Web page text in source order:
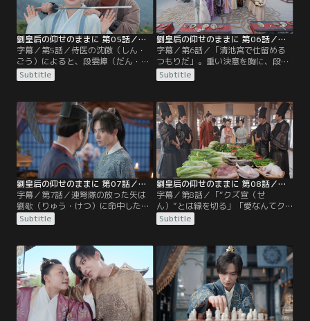
てしまったのだ。宮中はたちまち大
混乱に。
う）の声。
劉皇后の仰せのままに 第05話／字幕
字幕／第5話／侍医の沈傲（しん・
ごう）によると、段雲嶂（だん・う
んしょう）は喘息を患っているとい
う。劉金鳳（りゅう・きんぽう）は
受けたが、それは量を間違えると死
に至る、いささか物騒な代物だっ
た。翌日、金鳳は雲嶂のために汁物
を作ることに。
Subtitle
劉皇后の仰せのままに 第06話／字幕
字幕／第6話／「清池宮で仕留める
つもりだ」。重い決意を胸に、段雲
嶂（だん・うんしょう）は告げた。
密かに連弩を作り、決死隊も組織し
排除する準備は、着々と整いつつあ
った。一方、劉金鳳（りゅう・きん
ぽう）は謝親宴（しゃしんえん）の
準備に追われていた。
Subtitle
劉皇后の仰せのままに 第07話／字幕
字幕／第7話／連弩隊の放った矢は
劉歇（りゅう・けつ）に命中したも
のの、痛手を負わせることはできな
かった。段雲嶂（だん・うんしょ
撃は全てかわされてしまう。援軍の
粛静唐（しゅく・せいとう）たちも
歯が立たず、劉歇暗殺計画はあえな
く崩れ去ったのだった。そこへ、温
泉を楽しみにやってきた劉金鳳（り
ゅう・きんぽう）たちが。
Subtitle
劉皇后の仰せのままに 第08話／字幕
字幕／第8話／「“クズ宣（せ
ん）”とは縁を切る」「愛なんてク
ソくらえだ」。劉金鳳（りゅう・き
んぽう）は荒れていた。段雲嶂（だ
の緒が切れたのだ。一方の雲嶂も、
金鳳の皇宮追放を命じる。それは、
これから始まる劉歇（りゅう・け
つ）との死闘に彼女を巻き込みたく
ないという、雲嶂の優しさだった。
Subtitle